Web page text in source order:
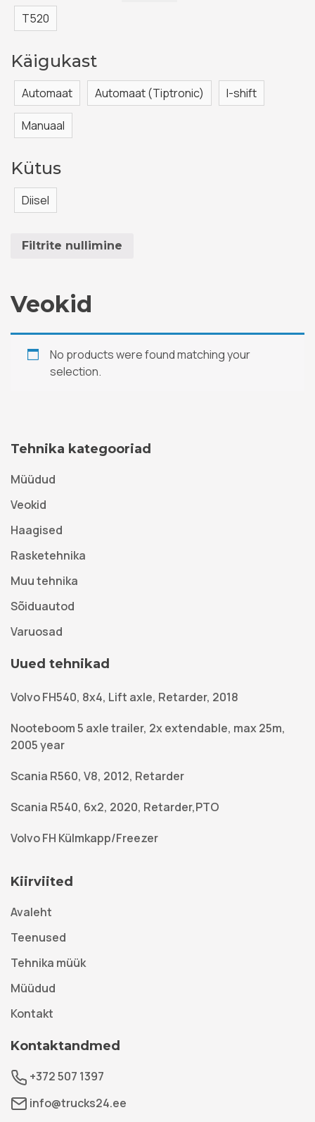
T520
Käigukast
Automaat Automaat (Tiptronic) I-shift
Manuaal
Kütus
Diisel
Filtrite nullimine
Veokid
No products were found matching your
selection.
Tehnika kategooriad
Müüdud
Veokid
Haagised
Rasketehnika
Muu tehnika
Sõiduautod
Varuosad
Uued tehnikad
Volvo FH540, 8x4, Lift axle, Retarder, 2018
Nooteboom 5 axle trailer, 2x extendable, max 25m,
2005 year
Scania R560, V8, 2012, Retarder
Scania R540, 6x2, 2020, Retarder,PTO
Volvo FH Külmkapp/Freezer
Kiirviited
Avaleht
Teenused
Tehnika müük
Müüdud
Kontakt
Kontaktandmed
+372 507 1397
info@trucks24.ee